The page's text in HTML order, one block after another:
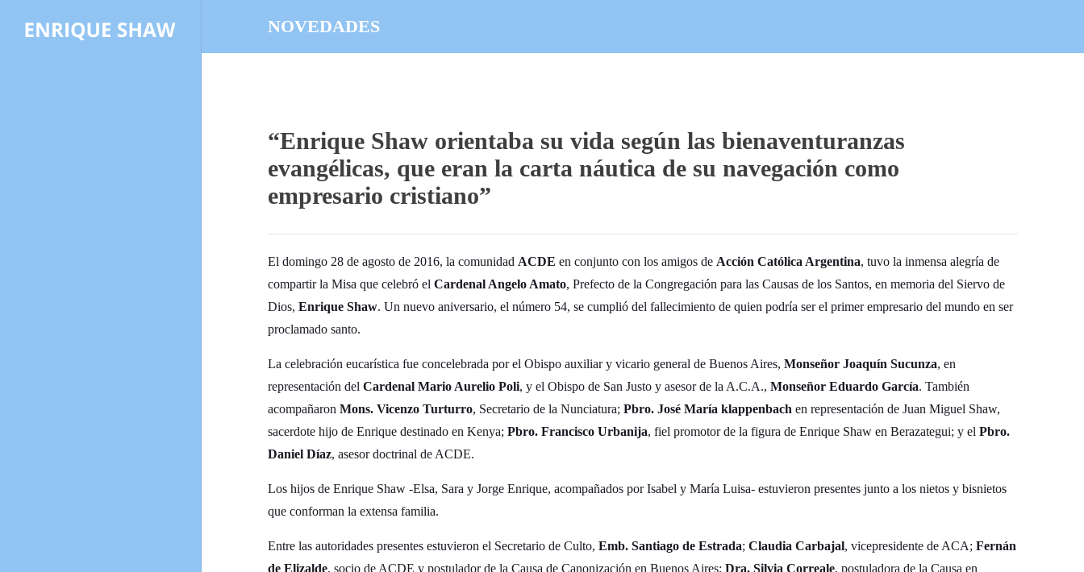
NOVEDADES
“Enrique Shaw orientaba su vida según las bienaventuranzas
evangélicas, que eran la carta náutica de su navegación como
empresario cristiano”
El domingo 28 de agosto de 2016, la comunidad ACDE en conjunto con los amigos de Acción Católica Argentina, tuvo la inmensa alegría de
compartir la Misa que celebró elCardenal Angelo Amato, Prefecto de la Congregación para las Causas de los Santos, en memoria del Siervo de
Dios, Enrique Shaw. Un nuevo aniversario, el número 54, se cumplió del fallecimiento de quien podría ser el primer empresario del mundo en ser
proclamado santo.
La celebración eucarística fue concelebrada por el Obispo auxiliar y vicario general de Buenos Aires,Monseñor Joaquín Sucunza, en
representación delCardenal Mario Aurelio Poli, y el Obispo de San Justo y asesor de la A.C.A.,Monseñor Eduardo García. También
acompañaronMons. Vicenzo Turturro, Secretario de la Nunciatura;Pbro. José María klappenbach en representación de Juan Miguel Shaw,
sacerdote hijo de Enrique destinado en Kenya;Pbro. Francisco Urbanija, fiel promotor de la figura de Enrique Shaw en Berazategui; y elPbro.
Daniel Díaz, asesor doctrinal de ACDE.
Los hijos de Enrique Shaw -Elsa, Sara y Jorge Enrique, acompañados por Isabel y María Luisa- estuvieron presentes junto a los nietos y bisnietos
que conforman la extensa familia.
Entre las autoridades presentes estuvieron el Secretario de Culto,Emb. Santiago de Estrada;Claudia Carbajal, vicepresidente de ACA;Fernán
de Elizalde, socio de ACDE y postulador de la Causa de Canonización en Buenos Aires;Dra. Silvia Correale, postuladora de la Causa en